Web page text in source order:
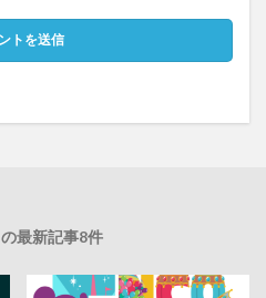
の最新記事8件